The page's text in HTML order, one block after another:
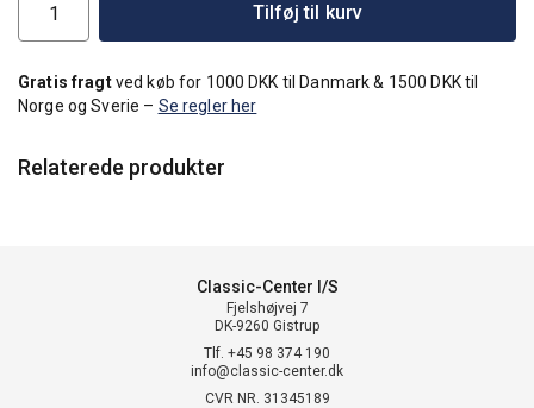
Tilføj til kurv
Gratis fragtved køb for 1000 DKK til Danmark & 1500 DKK til
Norge og Sverie – Se regler her
Relaterede produkter
Classic-Center I/S
Fjelshøjvej 7
DK-9260 Gistrup
Tlf. +45 98 374 190
info@classic-center.dk
CVR NR. 31345189